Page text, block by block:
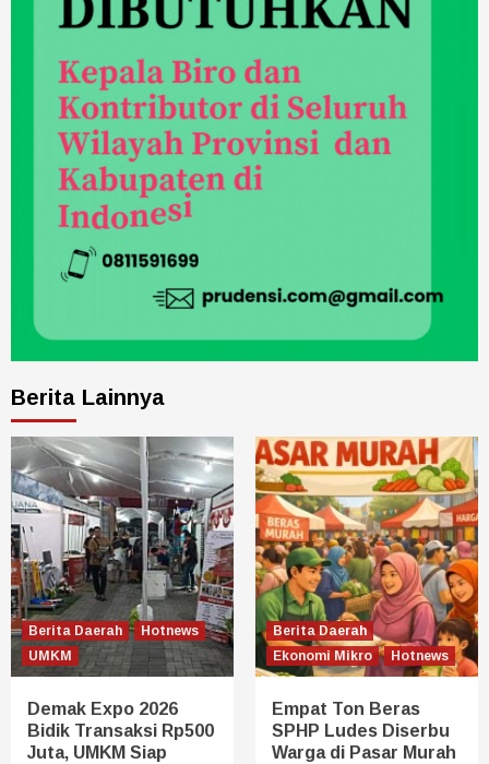
Berita Lainnya
Berita Daerah
Hotnews
UMKM
Demak Expo 2026
Bidik Transaksi Rp500
Juta, UMKM Siap
Berita Daerah
Ekonomi Mikro
Hotnews
Empat Ton Beras
SPHP Ludes Diserbu
Warga di Pasar Murah